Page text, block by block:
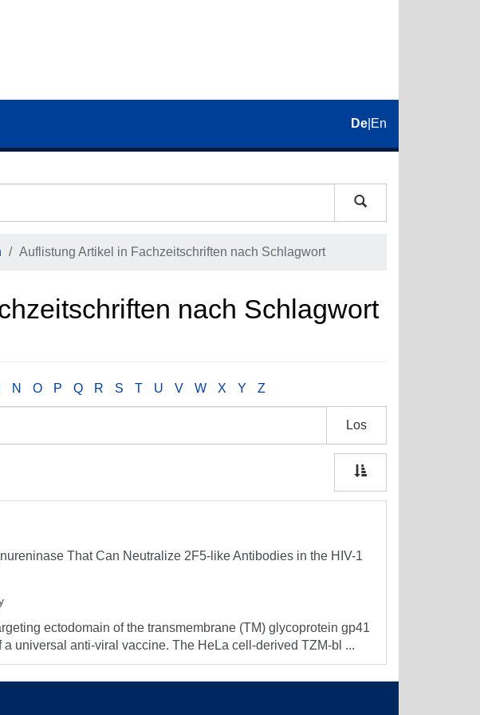
De En
Auflistung Artikel in Fachzeitschriften nach Schlagwort
nach Schlagwort
N O P Q R S T U V W X Y Z
Los
That Can Neutralize 2F5-like Antibodies in the HIV-1
ectodomain of the transmembrane (TM) glycoprotein gp41
universal anti-viral vaccine. The HeLa cell-derived TZM-bl ...